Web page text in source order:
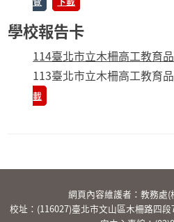
學校報告卡
114臺北市立木柵高工教育
113臺北市立木柵高工教育
載
網頁內容維護者：教務處(
校址：(116027)臺北市文山區木柵路四段